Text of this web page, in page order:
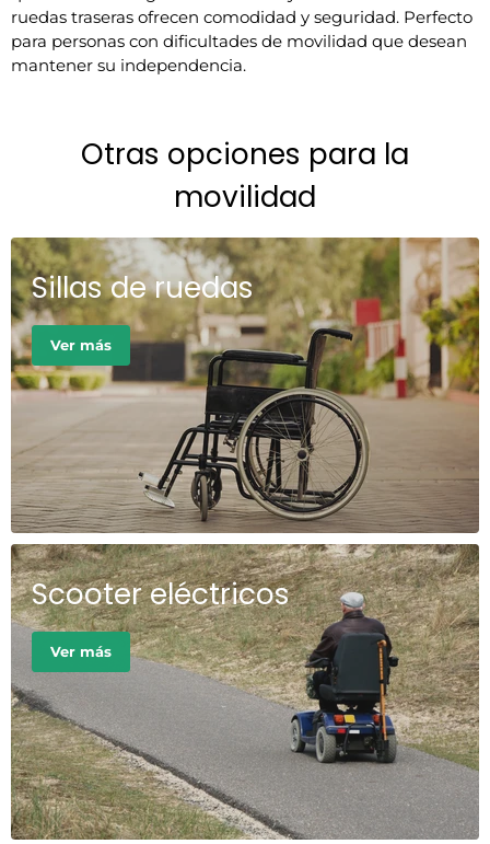
Andadores y Rollators,
ruedas traseras ofrecen comodidad y seguridad. Perfecto
para personas con dificultades de movilidad que desean
mantener su independencia.
Otras opciones para la
movilidad
Sillas de ruedas
Ver más
Scooter eléctricos
Ver más